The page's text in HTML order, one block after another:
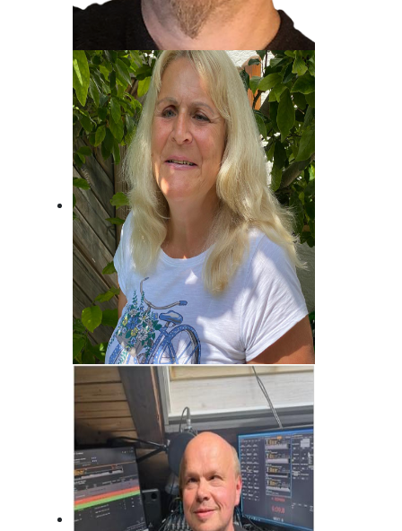
Jost Alpe
Unser Mann für die Charts!
Brigitte Habeck
Immer da, wo was los ist! Fränkisch
frech!